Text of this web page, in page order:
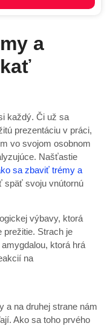
a
každý. Či už sa
prezentáciu v práci,
vo svojom osobnom
Našťastie
sa zbaviť trémy a
späť svoju vnútornú
výbavy, ktorá
prežitie. Strach je
ktorá hrá
na
a na druhej strane nám
Ako sa toho prvého